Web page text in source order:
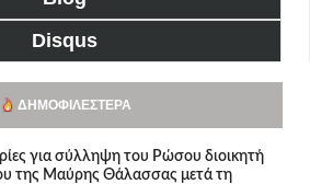
Disqus
ΔΗΜΟΦΙΛΈΣΤΕΡΑ
για σύλληψη του Ρώσου διοικητή
της Mαύρης Θάλασσας μετά τη